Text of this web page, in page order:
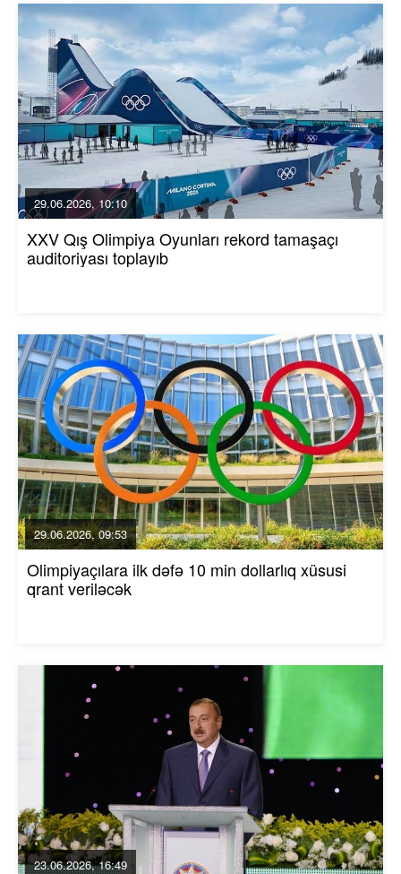
29.06.2026, 10:10
XXV Qış Olimpiya Oyunları rekord tamaşaçı
auditoriyası toplayıb
29.06.2026, 09:53
Olimpiyaçılara ilk dəfə 10 min dollarlıq xüsusi
qrant veriləcək
23.06.2026, 16:49